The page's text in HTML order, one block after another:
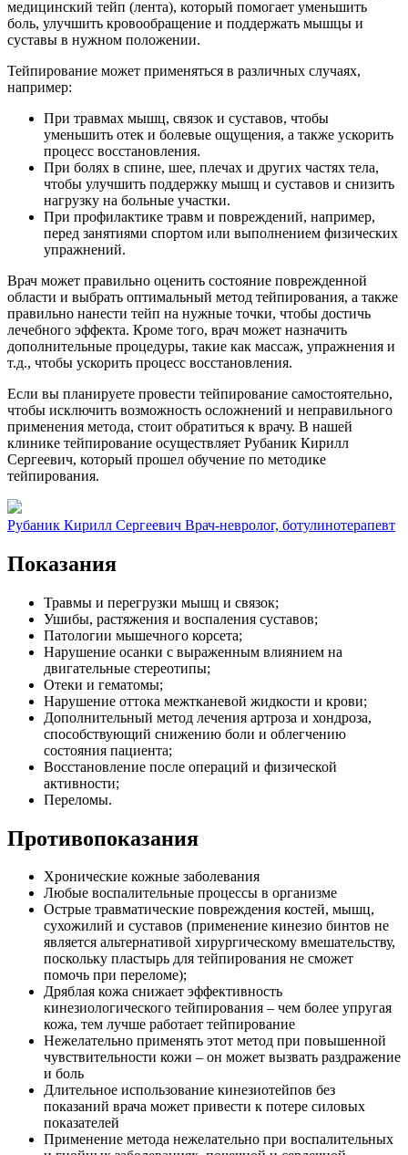
медицинский тейп (лента), который помогает уменьшить
боль, улучшить кровообращение и поддержать мышцы и
суставы в нужном положении.
Тейпирование может применяться в различных случаях,
например:
При травмах мышц, связок и суставов, чтобы
уменьшить отек и болевые ощущения, а также ускорить
процесс восстановления.
При болях в спине, шее, плечах и других частях тела,
чтобы улучшить поддержку мышц и суставов и снизить
нагрузку на больные участки.
При профилактике травм и повреждений, например,
перед занятиями спортом или выполнением физических
упражнений.
Врач может правильно оценить состояние поврежденной
области и выбрать оптимальный метод тейпирования, а также
правильно нанести тейп на нужные точки, чтобы достичь
лечебного эффекта. Кроме того, врач может назначить
дополнительные процедуры, такие как массаж, упражнения и
т.д., чтобы ускорить процесс восстановления.
Если вы планируете провести тейпирование самостоятельно,
чтобы исключить возможность осложнений и неправильного
применения метода, стоит обратиться к врачу. В нашей
клинике тейпирование осуществляет Рубаник Кирилл
Сергеевич, который прошел обучение по методике
тейпирования.
Рубаник Кирилл Сергеевич Врач-невролог, ботулинотерапевт
Показания
Травмы и перегрузки мышц и связок;
Ушибы, растяжения и воспаления суставов;
Патологии мышечного корсета;
Нарушение осанки с выраженным влиянием на
двигательные стереотипы;
Отеки и гематомы;
Нарушение оттока межтканевой жидкости и крови;
Дополнительный метод лечения артроза и хондроза,
способствующий снижению боли и облегчению
состояния пациента;
Восстановление после операций и физической
активности;
Переломы.
Противопоказания
Хронические кожные заболевания
Любые воспалительные процессы в организме
Острые травматические повреждения костей, мышц,
сухожилий и суставов (применение кинезио бинтов не
является альтернативой хирургическому вмешательству,
поскольку пластырь для тейпирования не сможет
помочь при переломе);
Дряблая кожа снижает эффективность
кинезиологического тейпирования – чем более упругая
кожа, тем лучше работает тейпирование
Нежелательно применять этот метод при повышенной
чувствительности кожи – он может вызвать раздражение
и боль
Длительное использование кинезиотейпов без
показаний врача может привести к потере силовых
показателей
Применение метода нежелательно при воспалительных